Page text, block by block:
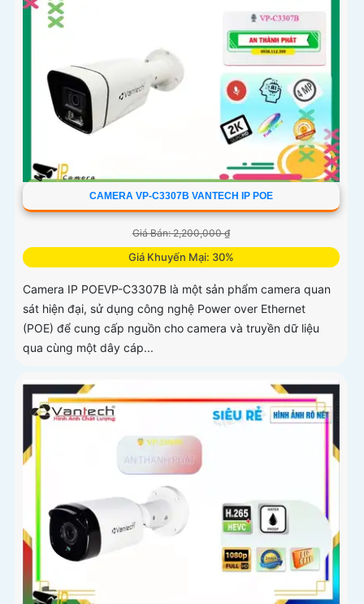
CAMERA VP-C3307B VANTECH IP POE
Giá Bán: 2,200,000 ₫
Giá Khuyến Mại: 30%
Camera IP POEVP-C3307B là một sản phẩm camera quan
sát hiện đại, sử dụng công nghệ Power over Ethernet
(POE) để cung cấp nguồn cho camera và truyền dữ liệu
qua cùng một dây cáp...